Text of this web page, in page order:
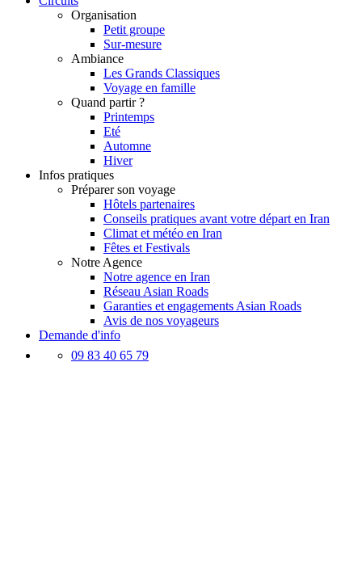
Organisation
Petit groupe
Sur-mesure
Ambiance
Les Grands Classiques
Voyage en famille
Quand partir ?
Printemps
Eté
Automne
Hiver
Infos pratiques
Préparer son voyage
Hôtels partenaires
Conseils pratiques avant votre départ en Iran
Climat et météo en Iran
Fêtes et Festivals
Notre Agence
Notre agence en Iran
Réseau Asian Roads
Garanties et engagements Asian Roads
Avis de nos voyageurs
Demande d'info
09 83 40 65 79